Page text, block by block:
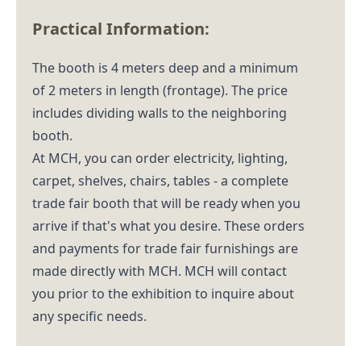
Practical Information:
The booth is 4 meters deep and a minimum
of 2 meters in length (frontage). The price
includes dividing walls to the neighboring
booth.
At MCH, you can order electricity, lighting,
carpet, shelves, chairs, tables - a complete
trade fair booth that will be ready when you
arrive if that's what you desire. These orders
and payments for trade fair furnishings are
made directly with MCH. MCH will contact
you prior to the exhibition to inquire about
any specific needs.